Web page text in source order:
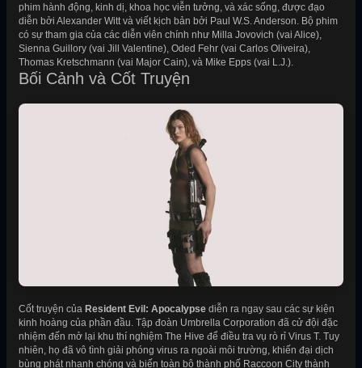
phim hành động, kinh dị, khoa học viễn tưởng, và xác sống, được đạo
diễn bởi Alexander Witt và viết kịch bản bởi Paul W.S. Anderson. Bộ phim
có sự tham gia của các diễn viên chính như Milla Jovovich (vai Alice),
Sienna Guillory (vai Jill Valentine), Oded Fehr (vai Carlos Oliveira),
Thomas Kretschmann (vai Major Cain), và Mike Epps (vai L.J.).
Bối Cảnh và Cốt Truyện
Cốt truyện của Resident Evil: Apocalypse diễn ra ngay sau các sự kiện
kinh hoàng của phần đầu. Tập đoàn Umbrella Corporation đã cử đội đặc
nhiệm đến mở lại khu thí nghiệm The Hive để điều tra vụ rò rỉ Virus T. Tuy
nhiên, họ đã vô tình giải phóng virus ra ngoài môi trường, khiến đại dịch
bùng phát nhanh chóng và biến toàn bộ thành phố Raccoon City thành